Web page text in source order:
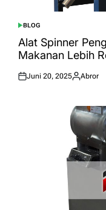
POSTED
IN
BLOG
Alat Spinner
Makanan Lebih
Posted
Juni 20, 2025
Posted
Abror